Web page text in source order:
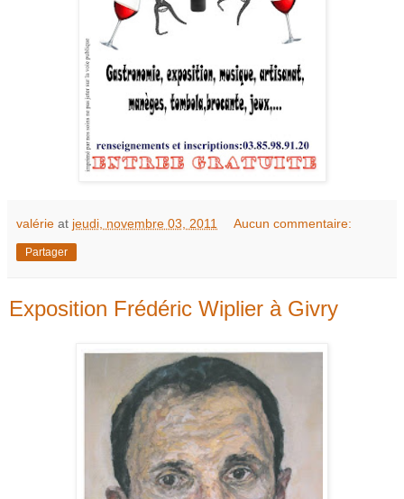
valérie at jeudi, novembre 03, 2011 Aucun commentaire:
Partager
Exposition Frédéric Wiplier à Givry